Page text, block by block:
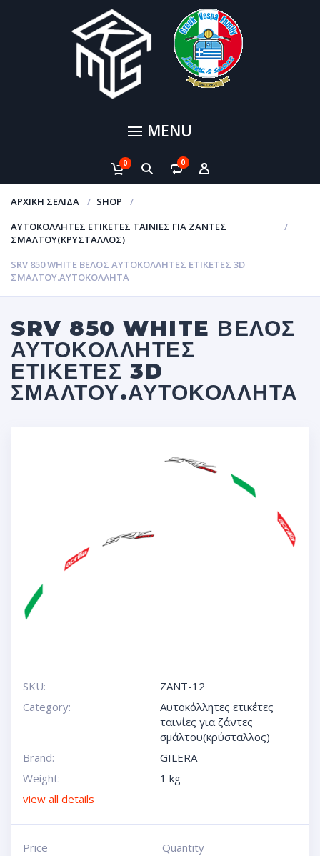
MENU
0 0
ΑΡΧΙΚΉ ΣΕΛΊΔΑ
SHOP
ΑΥΤΟΚΌΛΛΗΤΕΣ ΕΤΙΚΈΤΕΣ ΤΑΙΝΊΕΣ ΓΙΑ ΖΆΝΤΕΣ
ΣΜΆΛΤΟΥ(ΚΡΎΣΤΑΛΛΟΣ)
SRV 850 WHITE ΒΈΛΟΣ ΑΥΤΟΚΌΛΛΗΤΕΣ ΕΤΙΚΈΤΕΣ 3D
ΣΜΆΛΤΟΥ.ΑΥΤΟΚΌΛΛΗΤΑ
SRV 850 WHITE ΒΈΛΟΣ
ΑΥΤΟΚΌΛΛΗΤΕΣ
ΕΤΙΚΈΤΕΣ 3D
ΣΜΆΛΤΟΥ.ΑΥΤΟΚΌΛΛΗΤΑ
SKU:
ZANT-12
Category:
Αυτοκόλλητες ετικέτες
ταινίες για ζάντες
σμάλτου(κρύσταλλος)
Brand:
GILERA
Weight:
1 kg
view all details
Price
Quantity